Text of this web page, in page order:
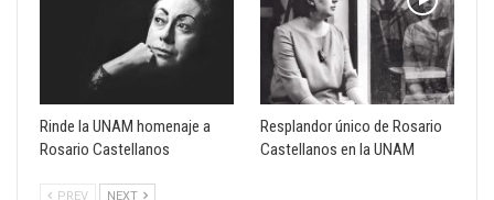
Rinde la UNAM homenaje a
Rosario Castellanos
Resplandor único de Rosario
Castellanos en la UNAM
PREV NEXT